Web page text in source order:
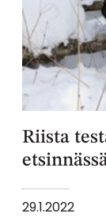
Riista
29.1.2022